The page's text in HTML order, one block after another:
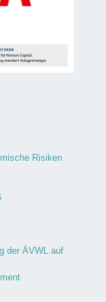
Risiken
der ÄVWL auf